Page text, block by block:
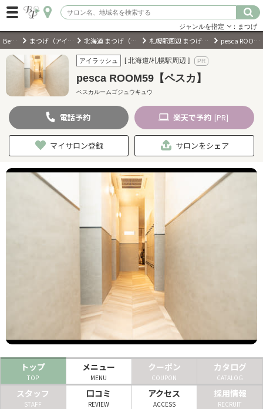
ログイン
会員登録 （無料）
キーワード検索
ジャンルを選択
キーワードで検索
まつげサロン
エステサロン
リラクゼーションサロン
美容クリニック
ジャンルを指定 ：まつげ
BeautyPark まつげ（アイラッシュ）サロン 北海道 まつげ（アイラッシュ）サロン 札幌駅周辺 まつげ（アイラッシュ）サロン pesca ROOM59【ペスカ】
アイラッシュ [ 北海道/札幌駅周辺 ]
pesca ROOM59【ペスカ】
ペスカルームゴジュウキュウ
電話予約 楽天で予約 [PR]
マイサロン登録 サロンをシェア
トップ
TOP
メニュー
MENU
クーポン
COUPON
カタログ
CATALOG
スタッフ
STAFF
口コミ
REVIEW
アクセス
ACCESS
採用情報
RECRUIT